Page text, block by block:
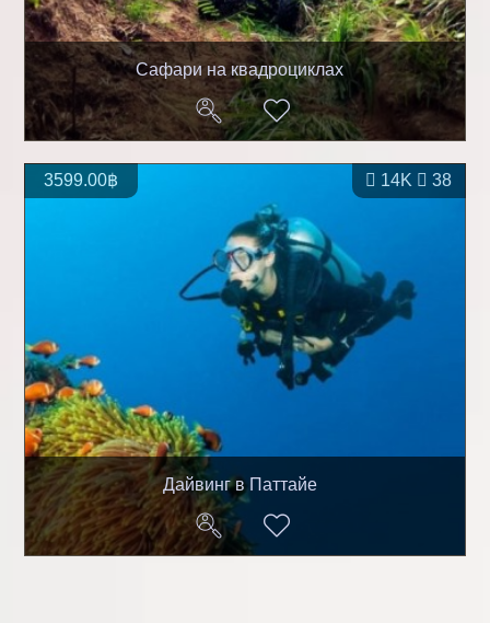
Сафари на квадроциклах
14K 38
3599.00฿
Дайвинг в Паттайе